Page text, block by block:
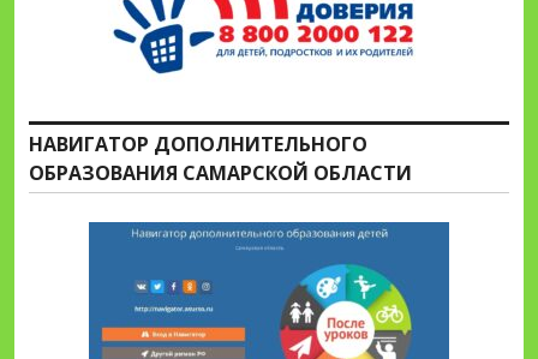
НАВИГАТОР ДОПОЛНИТЕЛЬНОГО
ОБРАЗОВАНИЯ САМАРСКОЙ ОБЛАСТИ